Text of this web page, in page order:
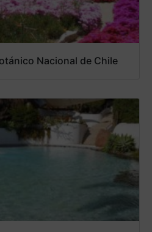
Nacional de Chile